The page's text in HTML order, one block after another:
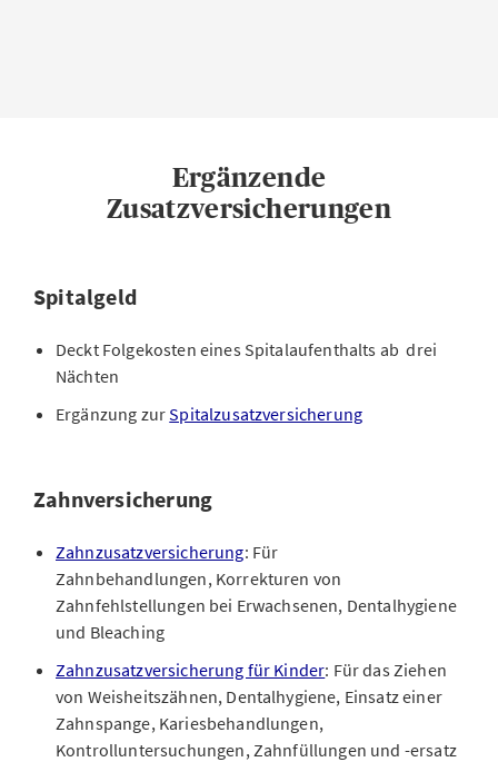
Ergänzende
Zusatzversicherungen
Spitalgeld
Deckt Folgekosten eines Spitalaufenthalts ab drei
Nächten
Ergänzung zurSpitalzusatzversicherung
Zahnversicherung
Zahnzusatzversicherung: Für
Zahnbehandlungen, Korrekturen von
Zahnfehlstellungen bei Erwachsenen, Dentalhygiene
und Bleaching
Zahnzusatzversicherung für Kinder: Für das Ziehen
von Weisheitszähnen, Dentalhygiene, Einsatz einer
Zahnspange, Kariesbehandlungen,
Kontrolluntersuchungen, Zahnfüllungen und -ersatz